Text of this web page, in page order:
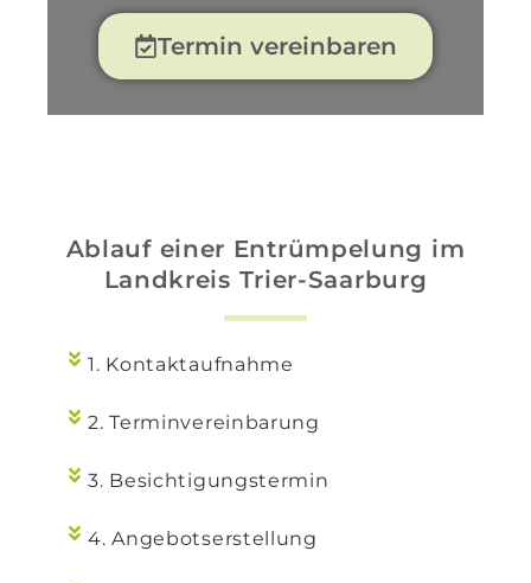
Termin vereinbaren
Ablauf einer Entrümpelung im
Landkreis Trier-Saarburg
1. Kontaktaufnahme
2. Terminvereinbarung
3. Besichtigungstermin
4. Angebotserstellung